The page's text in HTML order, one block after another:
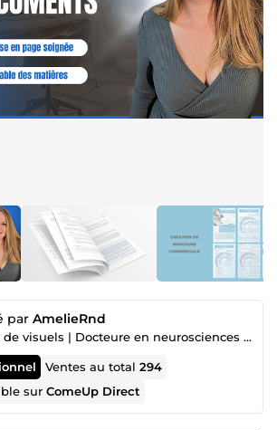
par AmelieRnd
Création de visuels | Docteure en neurosciences – Experte PowerPoint & Word
Ventes au total294
surComeUp Direct